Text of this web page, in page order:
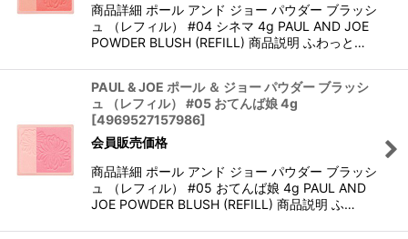
商品詳細 ポール アンド ジョー パウダー ブラッシ
ュ （レフィル） #04 シネマ 4g PAUL AND JOE
POWDER BLUSH (REFILL) 商品説明 ふわっと…
PAUL & JOE ポール ＆ ジョー パウダー ブラッシ
ュ （レフィル） #05 おてんば娘 4g
[4969527157986]
会員販売価格
商品詳細 ポール アンド ジョー パウダー ブラッシ
ュ （レフィル） #05 おてんば娘 4g PAUL AND
JOE POWDER BLUSH (REFILL) 商品説明 ふ…